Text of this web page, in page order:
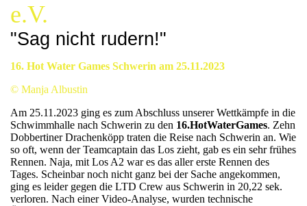
e.V.
"Sag nicht rudern!"
16. Hot Water Games Schwerin am 25.11.2023
© Manja Albustin
Am 25.11.2023 ging es zum Abschluss unserer Wettkämpfe in die
Schwimmhalle nach Schwerin zu den 16.HotWaterGames. Zehn
Dobbertiner Drachenköpp traten die Reise nach Schwerin an. Wie
so oft, wenn der Teamcaptain das Los zieht, gab es ein sehr frühes
Rennen. Naja, mit Los A2 war es das aller erste Rennen des
Tages. Scheinbar noch nicht ganz bei der Sache angekommen,
ging es leider gegen die LTD Crew aus Schwerin in 20,22 sek.
verloren. Nach einer Video-Analyse, wurden technische